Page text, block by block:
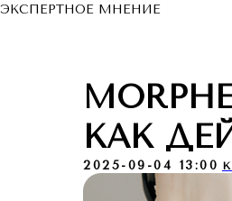
ЭКСПЕРТНОЕ МНЕНИЕ
КАК
2025-09-04 13:00